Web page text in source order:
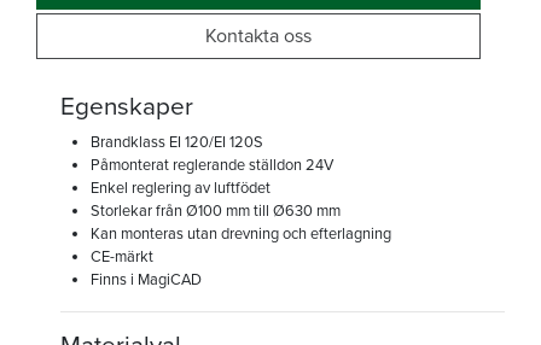
Kontakta oss
Egenskaper
Brandklass EI 120/EI 120S
Påmonterat reglerande ställdon 24V
Enkel reglering av luftfödet
Storlekar från Ø100 mm till Ø630 mm
Kan monteras utan drevning och efterlagning
CE-märkt
Finns i MagiCAD